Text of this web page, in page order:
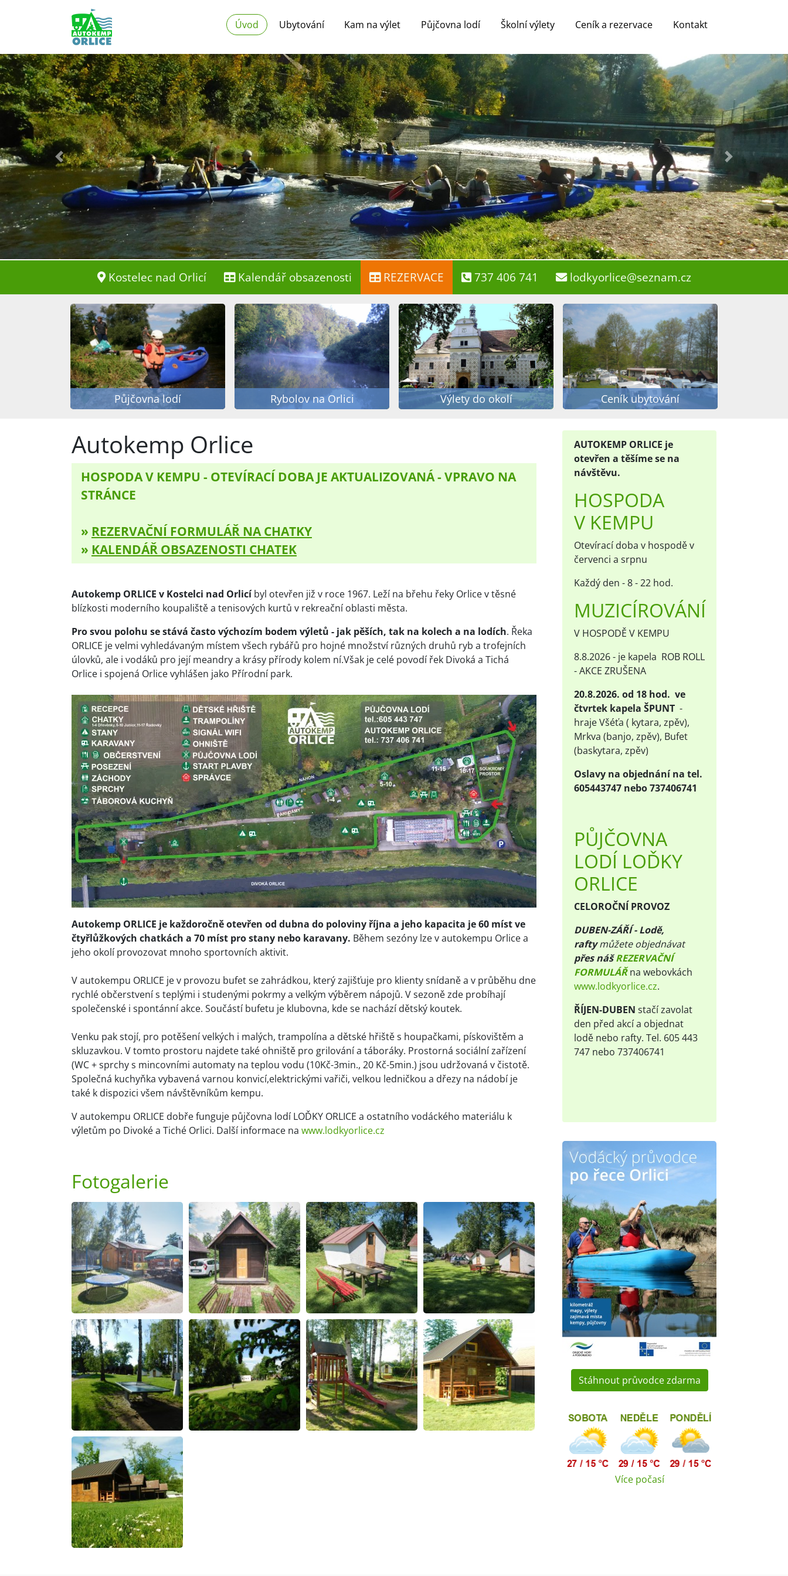
Úvod Ubytování Kam na výlet Půjčovna lodí Školní výlety Ceník a rezervace Kontakt
Previous Next
Kostelec nad Orlicí Kalendář obsazenosti REZERVACE 737 406 741 lodkyorlice@seznam.cz
Půjčovna lodí Rybolov na Orlici Výlety do okolí Ceník ubytování
Autokemp Orlice
HOSPODA V KEMPU - OTEVÍRACÍ DOBA JE AKTUALIZOVANÁ - VPRAVO NA
STRÁNCE
» REZERVAČNÍ FORMULÁŘ NA CHATKY
» KALENDÁŘ OBSAZENOSTI CHATEK
Autokemp ORLICE v Kostelci nad Orlicíbyl otevřen již v roce 1967. Leží na břehu řeky Orlice v těsné
blízkosti moderního koupaliště a tenisových kurtů v rekreační oblasti města.
Pro svou polohu se stává často výchozím bodem výletů - jak pěších, tak na kolech a na lodích. Řeka
ORLICE je velmi vyhledávaným místem všech rybářů pro hojné množství různých druhů ryb a trofejních
úlovků, ale i vodáků pro její meandry a krásy přírody kolem ní.Však je celé povodí řek Divoká a Tichá
Orlice i spojená Orlice vyhlášen jako Přírodní park.
Autokemp ORLICE je každoročně otevřen od dubna do poloviny října a jeho kapacita je 60 míst ve
čtyřlůžkových chatkách a 70 míst pro stany nebo karavany. Během sezóny lze v autokempu Orlice a
jeho okolí provozovat mnoho sportovních aktivit.
V autokempu ORLICE je v provozu bufet se zahrádkou, který zajišťuje pro klienty snídaně a v průběhu dne
rychlé občerstvení s teplými i studenými pokrmy a velkým výběrem nápojů. V sezoně zde probíhají
společenské i spontánní akce. Součástí bufetu je klubovna, kde se nachází dětský koutek.
Venku pak stojí, pro potěšení velkých i malých, trampolína a dětské hřiště s houpačkami, pískovištěm a
skluzavkou. V tomto prostoru najdete také ohniště pro grilování a táboráky. Prostorná sociální zařízení
(WC + sprchy s mincovními automaty na teplou vodu (10Kč-3min., 20 Kč-5min.) jsou udržovaná v čistotě.
Společná kuchyňka vybavená varnou konvicí,elektrickými vařiči, velkou ledničkou a dřezy na nádobí je
také k dispozici všem návštěvníkům kempu.
V autokempu ORLICE dobře funguje půjčovna lodí LOĎKY ORLICE a ostatního vodáckého materiálu k
výletům po Divoké a Tiché Orlici. Další informace na www.lodkyorlice.cz
Fotogalerie
AUTOKEMP ORLICE je
otevřen a těšíme se na
návštěvu.
HOSPODA
V KEMPU
Otevírací doba v hospodě v
červenci a srpnu
Každý den - 8 - 22 hod.
MUZICÍROVÁNÍ
V HOSPODĚ V KEMPU
8.8.2026 - je kapela ROB ROLL
- AKCE ZRUŠENA
20.8.2026. od 18 hod. ve
čtvrtek kapela ŠPUNT -
hraje Všéťa ( kytara, zpěv),
Mrkva (banjo, zpěv), Bufet
(baskytara, zpěv)
Oslavy na objednání na tel.
605443747 nebo 737406741
PŮJČOVNA
LODÍ LOĎKY
ORLICE
CELOROČNÍ PROVOZ
DUBEN-ZÁŘÍ - Lodě,
raftymůžete objednávat
přes nášREZERVAČNÍ
FORMULÁŘna webovkách
www.lodkyorlice.cz.
ŘÍJEN-DUBEN stačí zavolat
den před akcí a objednat
lodě nebo rafty. Tel. 605 443
747 nebo 737406741
Stáhnout průvodce zdarma
Více počasí